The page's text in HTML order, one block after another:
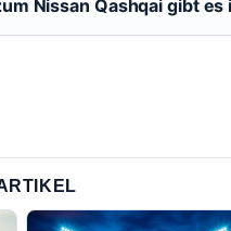
Nissan Qashqai gibt